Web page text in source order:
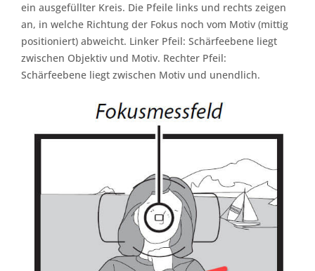
ein ausgefüllter Kreis. Die Pfeile links und rechts zeigen
an, in welche Richtung der Fokus noch vom Motiv (mittig
positioniert) abweicht. Linker Pfeil: Schärfeebene liegt
zwischen Objektiv und Motiv. Rechter Pfeil:
Schärfeebene liegt zwischen Motiv und unendlich.